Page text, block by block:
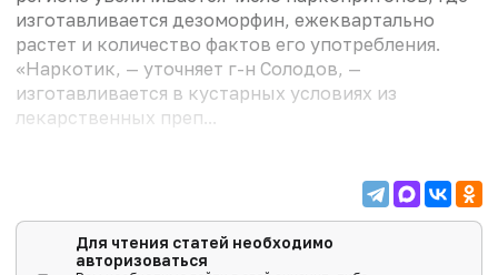
изготавливается дезоморфин, ежеквартально
растет и количество фактов его употребления.
«Наркотик, — уточняет г-н Солодов, —
изготавливается в кустарных условиях из
лекарственных преп...
Для чтения статей необходимо
авторизоваться